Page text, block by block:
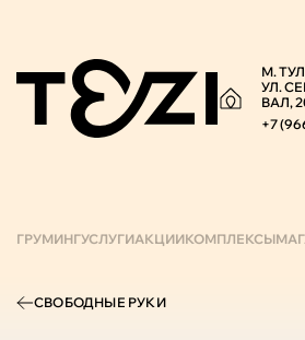
М.
УЛ.
ВАЛ,
+7
ГРУМИНГУСЛУГИАКЦИИКОМПЛЕКСЫ
СВОБОДНЫЕ РУКИ